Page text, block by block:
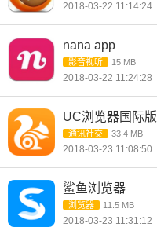
2018-03-22 11:14:24
nana app
影音视听 15 MB
2018-03-22 11:24:28
UC浏览器国际版
通讯社交 33.4 MB
2018-03-23 11:08:50
鲨鱼浏览器
浏览器 11.5 MB
2018-03-23 11:31:12